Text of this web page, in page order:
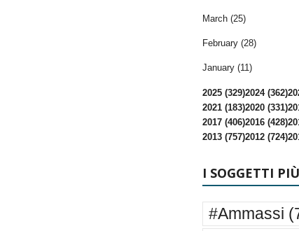
March (25)
February (28)
January (11)
2025 (329)2024 (362)
2021 (183)2020 (331)
2017 (406)2016 (428)
2013 (757)2012 (724)
I SOGGETTI
#Ammassi